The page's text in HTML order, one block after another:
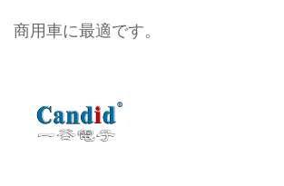
商用車に最適です。